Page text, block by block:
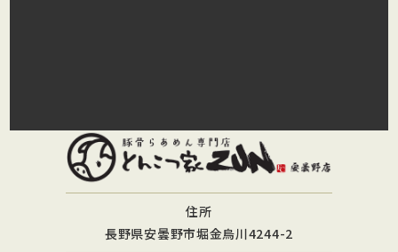
住所
長野県安曇野市堀金烏川4244-2